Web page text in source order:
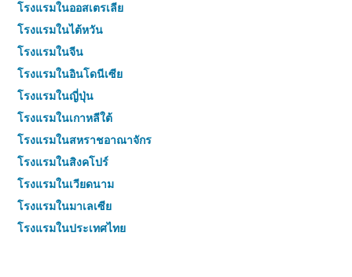
โรงแรมในออสเตรเลีย
โรงแรมในไต้หวัน
โรงแรมในจีน
โรงแรมในอินโดนีเซีย
โรงแรมในญี่ปุ่น
โรงแรมในเกาหลีใต้
โรงแรมในสหราชอาณาจักร
โรงแรมในสิงคโปร์
โรงแรมในเวียดนาม
โรงแรมในมาเลเซีย
โรงแรมในประเทศไทย